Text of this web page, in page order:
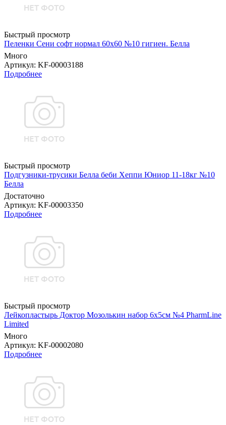
Быстрый просмотр
Пеленки Сени софт нормал 60х60 №10 гигиен. Белла
Много
Артикул: KF-00003188
Подробнее
Быстрый просмотр
Подгузники-трусики Белла беби Хеппи Юниор 11-18кг №10
Белла
Достаточно
Артикул: KF-00003350
Подробнее
Быстрый просмотр
Лейкопластырь Доктор Мозолькин набор 6х5см №4 PharmLine
Limited
Много
Артикул: KF-00002080
Подробнее